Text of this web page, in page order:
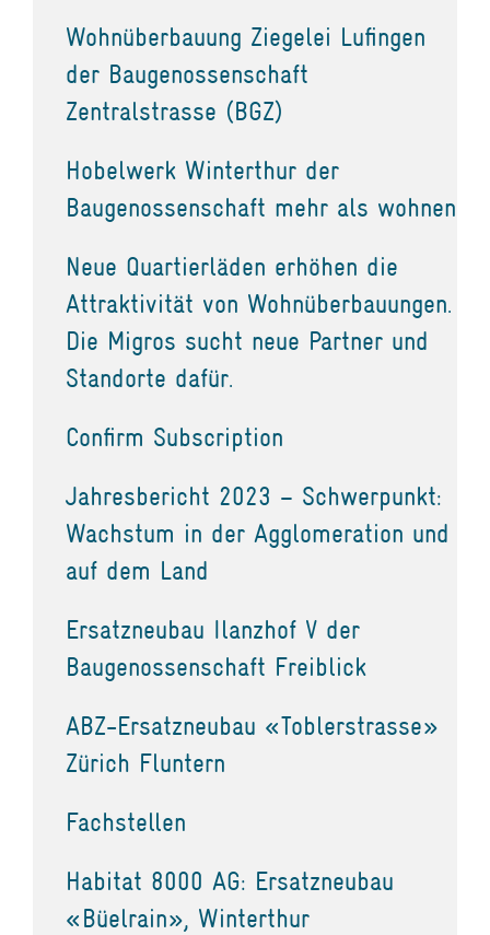
Wohnüberbauung Ziegelei Lufingen
der Baugenossenschaft
Zentralstrasse (BGZ)
Hobelwerk Winterthur der
Baugenossenschaft mehr als wohnen
Neue Quartierläden erhöhen die
Attraktivität von Wohnüberbauungen.
Die Migros sucht neue Partner und
Standorte dafür.
Confirm Subscription
Jahresbericht 2023 – Schwerpunkt:
Wachstum in der Agglomeration und
auf dem Land
Ersatzneubau Ilanzhof V der
Baugenossenschaft Freiblick
ABZ-Ersatzneubau «Toblerstrasse»
Zürich Fluntern
Fachstellen
Habitat 8000 AG: Ersatzneubau
«Büelrain», Winterthur